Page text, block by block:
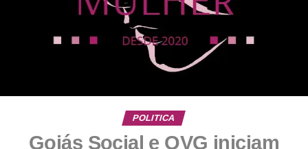
POLITICA
Goiás Social e OVG iniciam